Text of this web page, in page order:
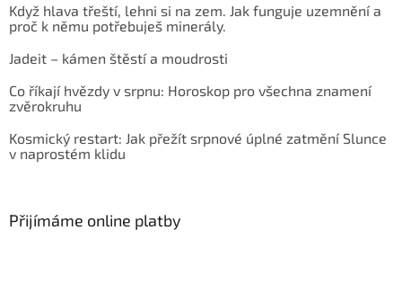
Když hlava třeští, lehni si na zem. Jak funguje uzemnění a
proč k němu potřebuješ minerály.
Jadeit – kámen štěstí a moudrosti
Co říkají hvězdy v srpnu: Horoskop pro všechna znamení
zvěrokruhu
Kosmický restart: Jak přežít srpnové úplné zatmění Slunce
v naprostém klidu
Přijímáme online platby